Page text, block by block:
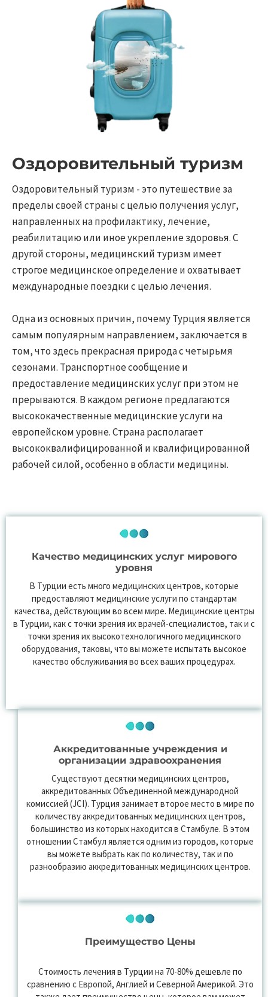
Оздоровительный туризм
Оздоровительный туризм - это путешествие за
пределы своей страны с целью получения услуг,
направленных на профилактику, лечение,
реабилитацию или иное укрепление здоровья. С
другой стороны, медицинский туризм имеет
строгое медицинское определение и охватывает
международные поездки с целью лечения.
Одна из основных причин, почему Турция является
самым популярным направлением, заключается в
том, что здесь прекрасная природа с четырьмя
сезонами. Транспортное сообщение и
предоставление медицинских услуг при этом не
прерываются. В каждом регионе предлагаются
высококачественные медицинские услуги на
европейском уровне. Страна располагает
высококвалифицированной и квалифицированной
рабочей силой, особенно в области медицины.
Качество медицинских услуг мирового
уровня
В Турции есть много медицинских центров, которые
предоставляют медицинские услуги по стандартам
качества, действующим во всем мире. Медицинские центры
в Турции, как с точки зрения их врачей-специалистов, так и с
точки зрения их высокотехнологичного медицинского
оборудования, таковы, что вы можете испытать высокое
качество обслуживания во всех ваших процедурах.
Аккредитованные учреждения и
организации здравоохранения
Существуют десятки медицинских центров,
аккредитованных Объединенной международной
комиссией (JCI). Турция занимает второе место в мире по
количеству аккредитованных медицинских центров,
большинство из которых находится в Стамбуле. В этом
отношении Стамбул является одним из городов, которые
вы можете выбрать как по количеству, так и по
разнообразию аккредитованных медицинских центров.
Преимущество Цены
Стоимость лечения в Турции на 70-80% дешевле по
сравнению с Европой, Англией и Северной Америкой. Это